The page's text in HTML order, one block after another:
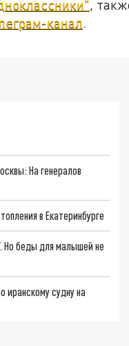
,
канал.
На генералов
в Екатеринбурге
Но беды для малышей не
иранскому судну на